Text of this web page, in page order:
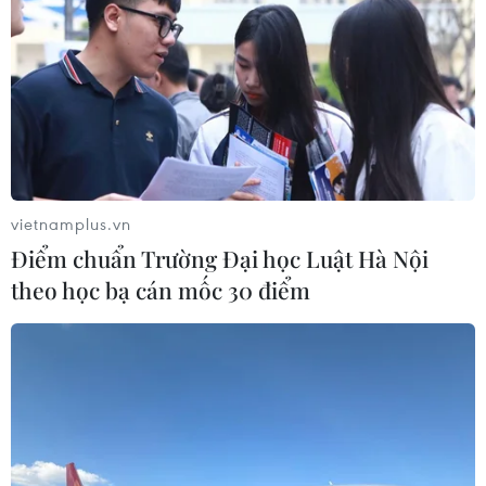
Điều trị hiệu quả ca ung thư phổi
mang đồng thời hai đột biến gen
hiếm gặp
02/08/2026 05:58
Xem thêm
vietnamplus.vn
Điểm chuẩn Trường Đại học Luật Hà Nội
theo học bạ cán mốc 30 điểm